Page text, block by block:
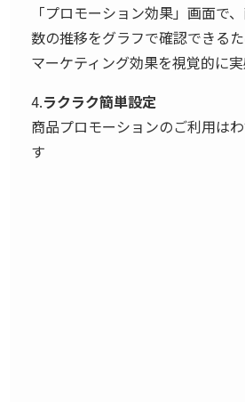
「プロモーション効果」画面で
数の推移をグラフで確認できる
マーケティング効果を視覚的に実
4.ラクラク簡単設定
商品プロモーションのご利用は
す